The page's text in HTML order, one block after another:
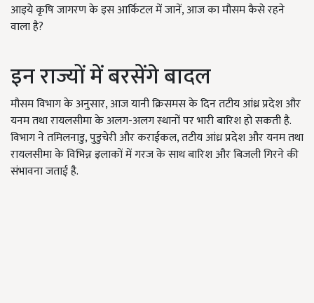
आइये कृषि जागरण के इस आर्किटल में जानें, आज का मौसम कैसे रहने
वाला है?
इन राज्यों में बरसेंगे बादल
मौसम विभाग के अनुसार, आज यानी क्रिसमस के दिन तटीय आंध्र प्रदेश और
यनम तथा रायलसीमा के अलग-अलग स्थानों पर भारी बारिश हो सकती है.
विभाग ने तमिलनाडु, पुडुचेरी और कराईकल, तटीय आंध्र प्रदेश और यनम तथा
रायलसीमा के विभिन्न इलाकों में गरज के साथ बारिश और बिजली गिरने की
संभावना जताई है.